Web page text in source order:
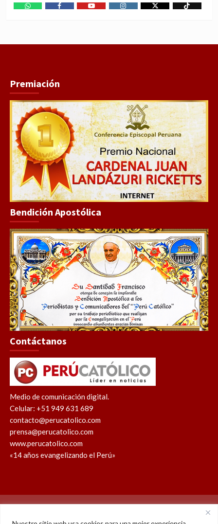
Premiación
Bendición Apostólica
Contáctanos
Medio de comunicación digital.
Celular: +51 949 631 689
contacto@perucatolico.com
prensa@perucatolico.com
www.perucatolico.com
«14 años evangelizando el Perú»